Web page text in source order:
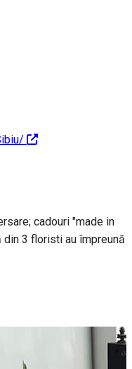
cadouri "made in
din 3 floristi au împreună